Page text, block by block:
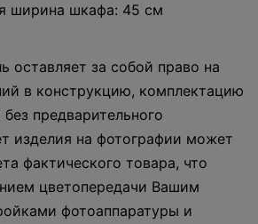
ширина шкафа: 45 см
оставляет за собой право на
в конструкцию, комплектацию
предварительного
изделия на фотографии может
фактического товара, что
цветопередачи Вашим
фотоаппаратуры и